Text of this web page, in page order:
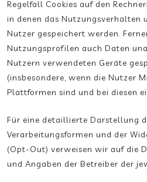
Regelfall Cookies auf den
in denen das Nutzungsverhalten
Nutzer gespeichert werden.
Nutzungsprofilen auch Daten
Nutzern verwendeten Geräte
(insbesondere, wenn die Nutzer
Plattformen sind und bei diesen
Für eine detaillierte Darstellung
Verarbeitungsformen und der
(Opt-Out) verweisen wir auf die
und Angaben der Betreiber der